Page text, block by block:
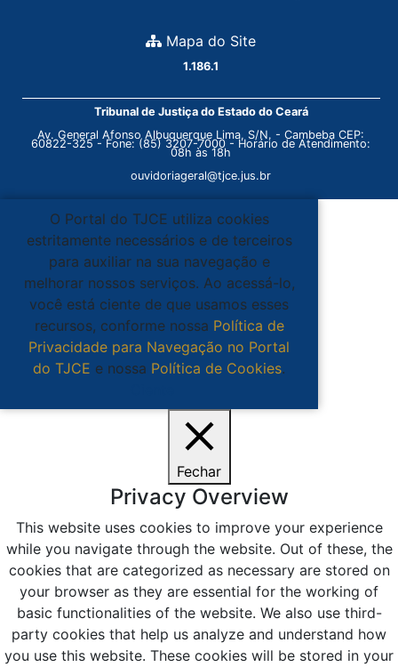
Mapa do Site
1.186.1
Tribunal de Justiça do Estado do Ceará
Av. General Afonso Albuquerque Lima, S/N. - Cambeba CEP:
60822-325 - Fone: (85) 3207-7000 - Horário de Atendimento:
08h às 18h
ouvidoriageral@tjce.jus.br
O Portal do TJCE utiliza cookies
estritamente necessários e de terceiros
para auxiliar na sua navegação e
melhorar nossos serviços. Ao acessá-lo,
você está ciente de que usamos esses
recursos, conforme nossa Política de
Privacidade para Navegação no Portal
do TJCE e nossa Política de Cookies.
Fechar
Privacy Overview
This website uses cookies to improve your experience
while you navigate through the website. Out of these, the
cookies that are categorized as necessary are stored on
your browser as they are essential for the working of
basic functionalities of the website. We also use third-
party cookies that help us analyze and understand how
you use this website. These cookies will be stored in your